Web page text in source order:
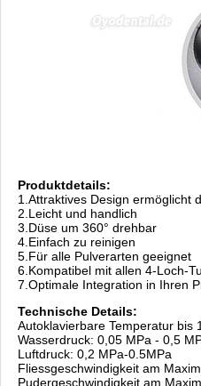
Produktdetails:
1.Attraktives Design ermöglicht
2.Leicht und handlich
3.Düse um 360° drehbar
4.Einfach zu reinigen
5.Für alle Pulverarten geeignet
6.Kompatibel mit allen 4-Loch-
7.Optimale Integration in Ihren
Technische Details:
Autoklavierbare Temperatur bis
Wasserdruck: 0,05 MPa - 0,5
Luftdruck: 0,2 MPa-0.5MPa
Fliessgeschwindigkeit am
Pudergeschwindigkeit am